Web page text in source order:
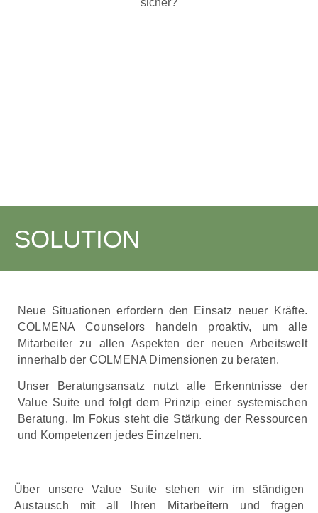
SOLUTION
Neue Situationen erfordern den Einsatz neuer Kräfte.
COLMENA Counselors handeln proaktiv, um alle
Mitarbeiter zu allen Aspekten der neuen Arbeitswelt
innerhalb der COLMENA Dimensionen zu beraten.
Unser Beratungsansatz nutzt alle Erkenntnisse der
Value Suite und folgt dem Prinzip einer systemischen
Beratung. Im Fokus steht die Stärkung der Ressourcen
und Kompetenzen jedes Einzelnen.
Über unsere Value Suite stehen wir im ständigen
Austausch mit all Ihren Mitarbeitern und fragen